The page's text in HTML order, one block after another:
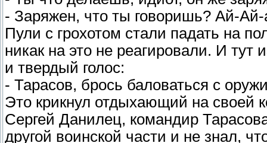
- Заряжен, что ты говоришь? Ай-
Пули с грохотом стали падать на
никак на это не реагировали. И
и твердый голос:
- Тарасов, брось баловаться с
Это крикнул отдыхающий на своей
Сергей Данилец, командир
другой воинской части и не знал,